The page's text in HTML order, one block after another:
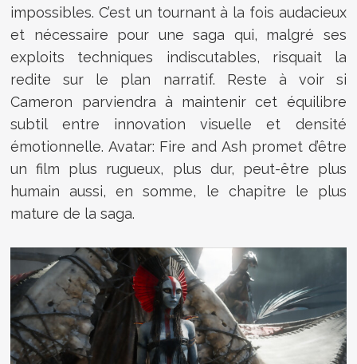
impossibles. C’est un tournant à la fois audacieux
et nécessaire pour une saga qui, malgré ses
exploits techniques indiscutables, risquait la
redite sur le plan narratif. Reste à voir si
Cameron parviendra à maintenir cet équilibre
subtil entre innovation visuelle et densité
émotionnelle. Avatar: Fire and Ash promet d’être
un film plus rugueux, plus dur, peut-être plus
humain aussi, en somme, le chapitre le plus
mature de la saga.